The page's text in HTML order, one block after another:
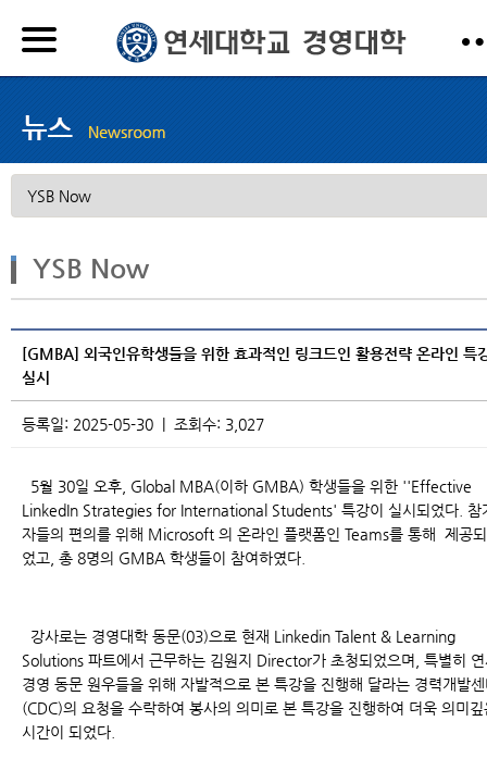
YSB Now
[GMBA] 외국인유학생들을 위한 효과적인 링크드인 활용전략 온라인 특
실시
등록일: 2025-05-30 | 조회수: 3,027
5월 30일 오후, Global MBA(이하 GMBA) 학생들을 위한 ''Effective
LinkedIn Strategies for International Students' 특강이 실시되었다. 참
자들의 편의를 위해 Microsoft 의 온라인 플랫폼인 Teams를 통해 제공되
었고, 총 8명의 GMBA 학생들이 참여하였다.
강사로는 경영대학 동문(03)으로 현재 Linkedin Talent & Learning
Solutions 파트에서 근무하는 김원지 Director가 초청되었으며, 특별히
경영 동문 원우들을 위해 자발적으로 본 특강을 진행해 달라는 경력개발
(CDC)의 요청을 수락하여 봉사의 의미로 본 특강을 진행하여 더욱 의미깊
시간이 되었다.